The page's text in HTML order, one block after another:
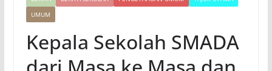
UMUM
Kepala Sekolah SMADA